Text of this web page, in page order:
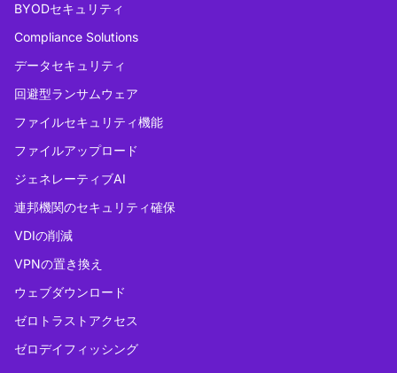
BYODセキュリティ
Compliance Solutions
データセキュリティ
回避型ランサムウェア
ファイルセキュリティ機能
ファイルアップロード
ジェネレーティブAI
連邦機関のセキュリティ確保
VDIの削減
VPNの置き換え
ウェブダウンロード
ゼロトラストアクセス
ゼロデイフィッシング